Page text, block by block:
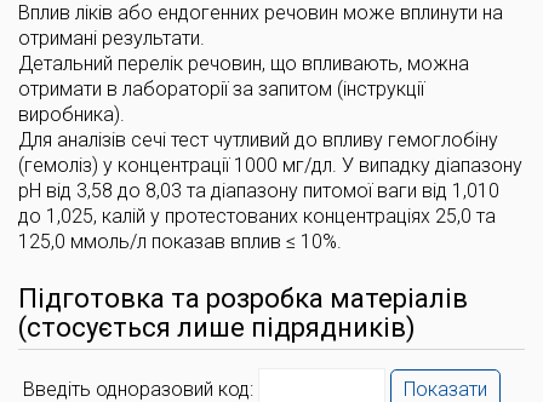
Вплив ліків або ендогенних речовин може вплинути на
отримані результати.
Детальний перелік речовин, що впливають, можна
отримати в лабораторії за запитом (інструкції
виробника).
Для аналізів сечі тест чутливий до впливу гемоглобіну
(гемоліз) у концентрації 1000 мг/дл. У випадку діапазону
pH від 3,58 до 8,03 та діапазону питомої ваги від 1,010
до 1,025, калій у протестованих концентраціях 25,0 та
125,0 ммоль/л показав вплив ≤ 10%.
Підготовка та розробка матеріалів
(стосується лише підрядників)
Введіть одноразовий код: Показати